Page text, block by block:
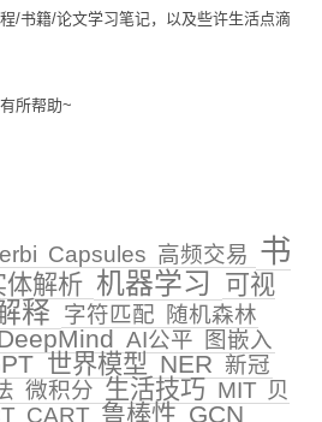
/书籍/论文学习笔记，以及些许生活点滴
所帮助~
Capsules 高频交易 书
体解析 机器学习
可视
释 字符匹配 随机森林
AI公平 图嵌入
世界模型 NER 新冠
微积分 生活技巧 MIT 贝
CART 鲁棒性 GCN